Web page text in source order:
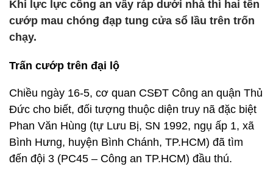
Khi lực lực công an vây ráp dưới nhà thì hai tên
cướp mau chóng đạp tung cửa sổ lầu trên trốn
chạy.
Trấn cướp trên đại lộ
Chiều ngày 16-5, cơ quan CSĐT Công an quận Thủ
Đức cho biết, đối tượng thuộc diện truy nã đặc biệt
Phan Văn Hùng (tự Lưu Bị, SN 1992, ngụ ấp 1, xã
Bình Hưng, huyện Bình Chánh, TP.HCM) đã tìm
đến đội 3 (PC45 – Công an TP.HCM) đầu thú.